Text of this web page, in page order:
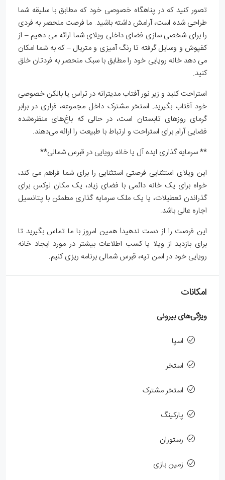
تصور کنید که در پناهگاه خصوصی خود که مطابق با سلیقه شما
طراحی شده است، آرامش داشته باشید. ما فرصت منحصر به فردی
را برای شخصی سازی فضای داخلی ویلای شما ارائه می دهیم – از
کفپوش و وسایل گرفته تا رنگ آمیزی و متریال – که به شما امکان
می دهد خانه رویایی خود را مطابق با سبک منحصر به فردتان خلق
کنید.
استراحت کنید و زیر نور آفتاب مدیترانه در تراس یا بالکن خصوصی
خود آفتاب بگیرید. استخر مشترک داخل مجموعه، فراری در برابر
گرمای روزهای تابستان است، در حالی که باغ‌های منظره‌شده
فضایی آرام برای استراحت و ارتباط با طبیعت را ارائه می‌دهند.
** سرمایه گذاری ایده آل یا خانه رویایی در قبرس شمالی**
این ویلای استثنایی فرصتی استثنایی را برای شما فراهم می کند،
خواه برای یک خانه دائمی با فضای زیاد، یک مکان لوکس برای
گذراندن تعطیلات، یا یک ملک سرمایه گذاری مطمئن با پتانسیل
اجاره عالی باشد.
این فرصت را از دست ندهید! همین امروز با ما تماس بگیرید تا
برای بازدید از ویلا یا کسب اطلاعات بیشتر در مورد ایجاد خانه
رویایی خود در اسن تپه، قبرس شمالی برنامه ریزی کنیم.
امکانات
ویژگی‌های بیرونی
اسپا
استخر
استخر مشترک
پارکینگ
رستوران
زمین بازی